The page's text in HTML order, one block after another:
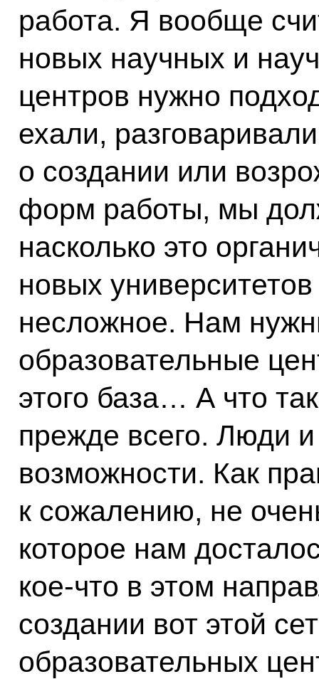
работа. Я вообще
новых научных и
центров нужно
ехали,
о создании или
форм работы, мы
насколько это
новых
несложное. Нам
образовательные
этого база… А что
прежде всего. Люди и
возможности. Как
к сожалению, не
которое нам
кое‑что в этом
создании вот этой
образовательных